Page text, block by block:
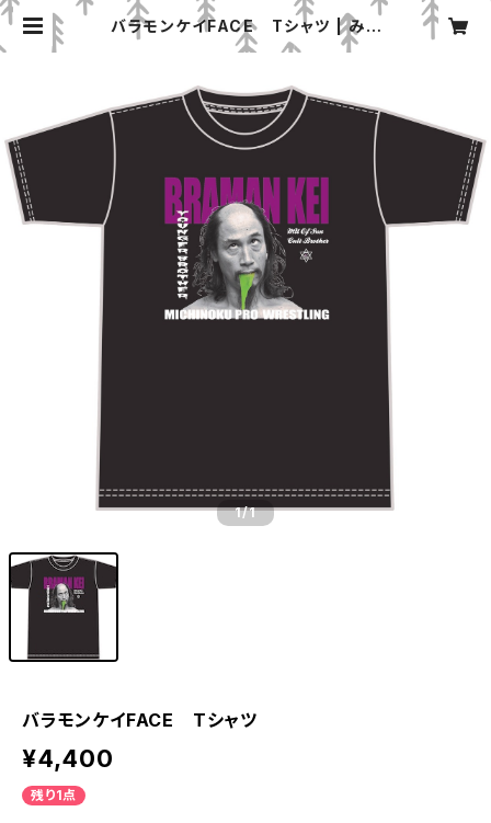
バラモンケイFACE Tシャツ | みち
のくプロレス「プロレスグッズ屋」オン
1/1
バラモンケイFACE Tシャツ
¥4,400
残り1点